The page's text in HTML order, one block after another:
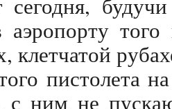
аэропорту
клетчатой
пистолета
с ним не